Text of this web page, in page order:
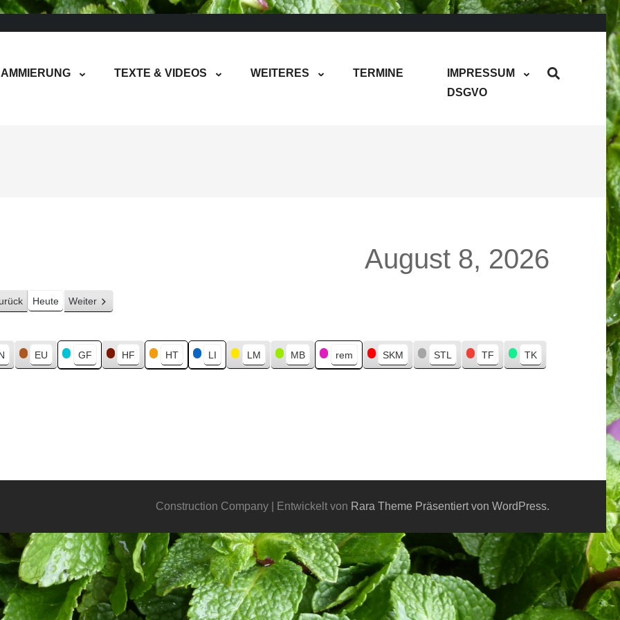
TEXTE & VIDEOS WEITERES TERMINE
IMPRESSUM
DSGVO
August 8, 2026
Heute Weiter
EU GF HF HT LI LM MB rem SKM STL TF TK
Construction Company | Entwickelt von Rara Theme Präsentiert von WordPress.